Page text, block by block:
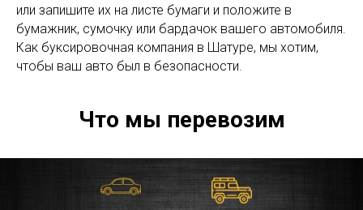
или запишите их на листе бумаги и положите в
бумажник, сумочку или бардачок вашего автомобиля.
Как буксировочная компания в Шатуре, мы хотим,
чтобы ваш авто был в безопасности.
Что мы перевозим